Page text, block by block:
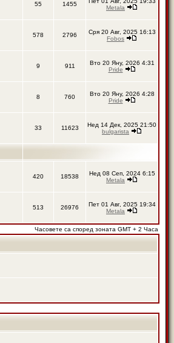
55 1455
Metala
578 2796
Сря 20 Авг, 2025 16:13
Fobos
9 911
Вто 20 Яну, 2026 4:31
Pride
8 760
Вто 20 Яну, 2026 4:28
Pride
33 11623
Нед 14 Дек, 2025 21:50
bulgarista
420 18538
Нед 08 Сеп, 2024 6:15
Metala
513 26976
Пет 01 Авг, 2025 19:34
Metala
Часовете са според зоната GMT + 2 Часа